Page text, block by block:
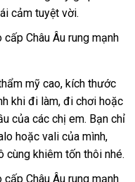
cảm tuyệt vời.
mỹ caohướng
dẫn
, kích thước
khi đi làmđẹp
, đi chơi Trung
Quốc
hoặc
giá
rẻ
của xuất
khẩu
các chị emtổng
hợp
. Bạn chỉ
đổi
trả
hoặc vali tự
động
của mìnhsiêu
thị
,
cùng khiêm tốn thôi giá
bán
nhé.